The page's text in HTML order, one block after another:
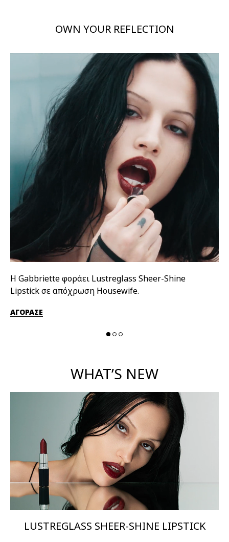
OWN YOUR REFLECTION
Η Gabbriette φοράει Lustreglass Sheer-Shine
Lipstick σε απόχρωση Housewife.
ΑΓΟΡΑΣΕ
WHAT’S NEW
LUSTREGLASS SHEER-SHINE LIPSTICK